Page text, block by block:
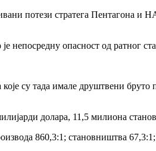
потези стратега Пентагона и
непосредну опасност од ратног
су тада имале друштвени
долара, 11,5 милиона
860,3:1; становништва